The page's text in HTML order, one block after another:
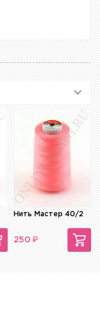
Нить Мастер 40/2
250 ₽